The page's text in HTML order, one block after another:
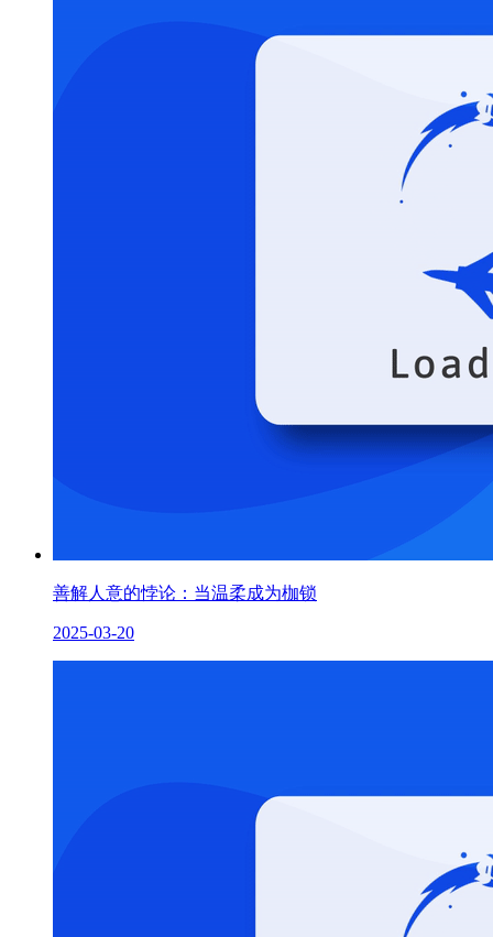
善解人意的悖论：当温柔成为枷锁
2025-03-20